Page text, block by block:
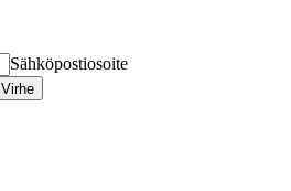
Sähköpostiosoite
Virhe